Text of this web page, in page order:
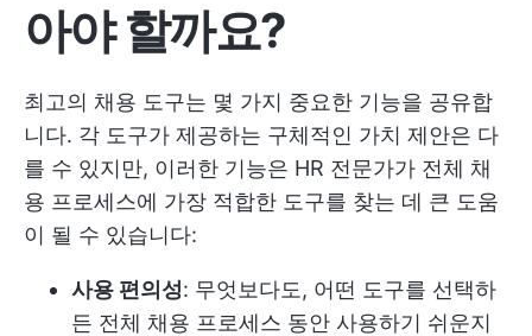
아야 할까요?
최고의 채용 도구는 몇 가지 중요한 기능을 공유합
니다. 각 도구가 제공하는 구체적인 가치 제안은 다
를 수 있지만, 이러한 기능은 HR 전문가가 전체 채
용 프로세스에 가장 적합한 도구를 찾는 데 큰 도움
이 될 수 있습니다:
사용 편의성: 무엇보다도, 어떤 도구를 선택하
든 전체 채용 프로세스 동안 사용하기 쉬운지